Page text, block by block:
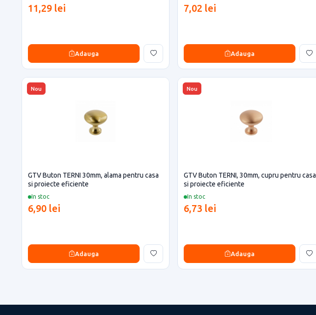
11,29 lei
Adauga
7,02 lei
Adauga
Nou
In stoc
GTV Buton TERNI 30mm, alama pentru casa
si proiecte eficiente
6,90 lei
Adauga
Nou
In stoc
GTV Buton TERNI, 30mm, cupru pentru casa
si proiecte eficiente
6,73 lei
Adauga